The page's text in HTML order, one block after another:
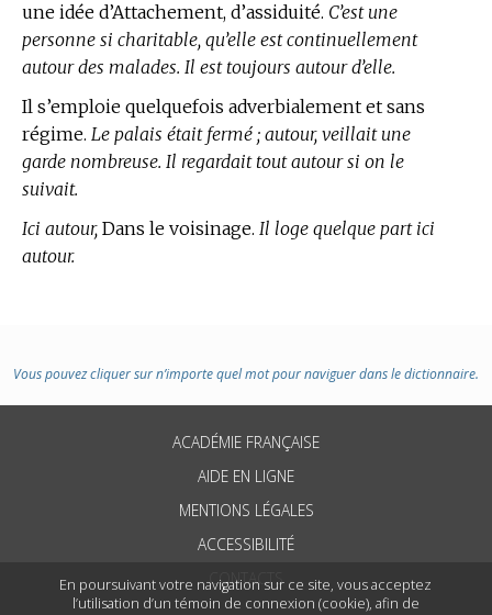
En poursuivant votre navigation sur ce site, vous acceptez
l’utilisation d’un témoin de connexion (cookie), afin de
une idée d’Attachement, d’assiduité. C’est une
personne si charitable, qu’elle est continuellement
autour des malades. Il est toujours autour d’elle.
Il s’emploie quelquefois adverbialement et sans
régime. Le palais était fermé ; autour, veillait une
garde nombreuse. Il regardait tout autour si on le
suivait.
Ici autour, Dans le voisinage. Il loge quelque part ici
autour.
Vous pouvez cliquer sur n’importe quel mot pour naviguer dans le dictionnaire.
ACADÉMIE FRANÇAISE
AIDE EN LIGNE
MENTIONS LÉGALES
ACCESSIBILITÉ
CONTACTS